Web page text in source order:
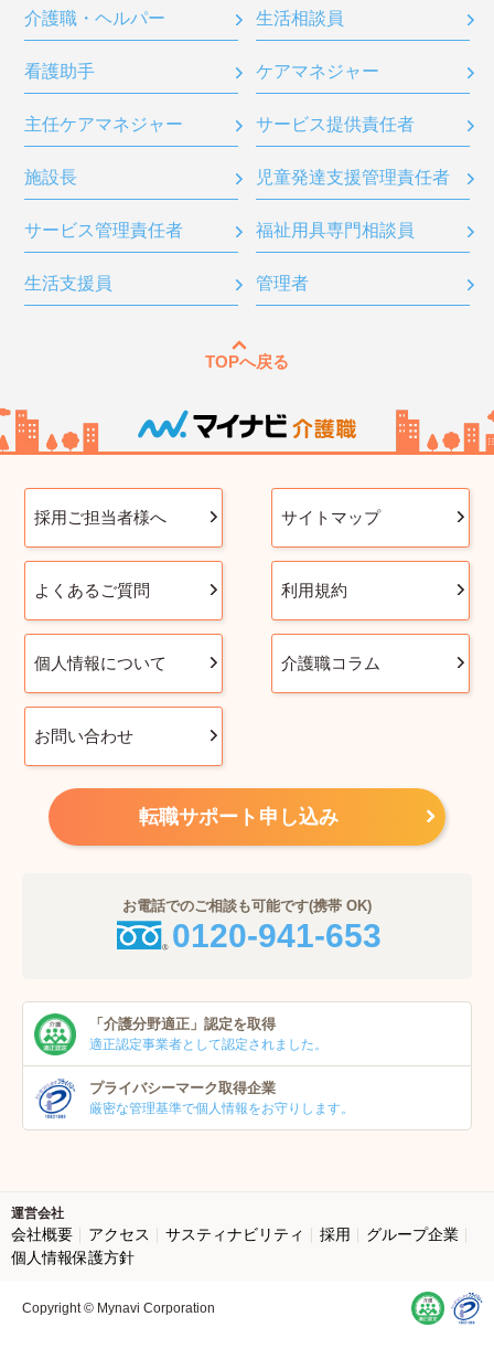
介護職・ヘルパー 生活相談員
看護助手 ケアマネジャー
主任ケアマネジャー サービス提供責任者
施設長 児童発達支援管理責任者
サービス管理責任者 福祉用具専門相談員
生活支援員 管理者
TOPへ戻る
採用ご担当者様へ サイトマップ
よくあるご質問 利用規約
個人情報について 介護職コラム
お問い合わせ
転職サポート申し込み
お電話でのご相談も可能です(携帯 OK)
0120-941-653
「介護分野適正」 認定を取得
適正認定事業者として認定されました。
プライバシーマーク取得企業
厳密な管理基準で個人情報をお守りします。
運営会社
会社概要 アクセス サスティナビリティ 採用
グループ企業
個人情報保護方針
Copyright © Mynavi Corporation